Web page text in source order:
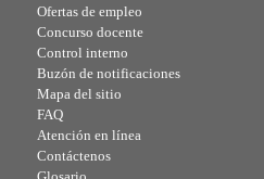
Ofertas de empleo
Concurso docente
Control interno
Buzón de notificaciones
Mapa del sitio
FAQ
Atención en línea
Contáctenos